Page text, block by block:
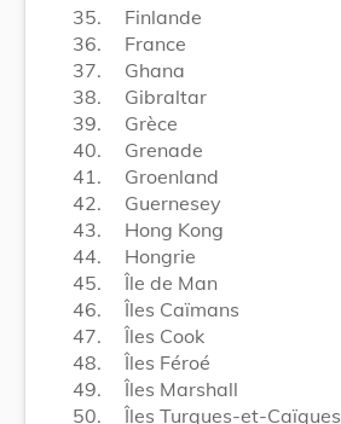
35.
Finlande
36.
France
37.
Ghana
38.
Gibraltar
39.
Grèce
40.
Grenade
41.
Groenland
42.
Guernesey
43.
Hong Kong
44.
Hongrie
45.
Île de Man
46.
Îles Caïmans
47.
Îles Cook
48.
Îles Féroé
49.
Îles Marshall
50.
Îles Turques-et-Caïques